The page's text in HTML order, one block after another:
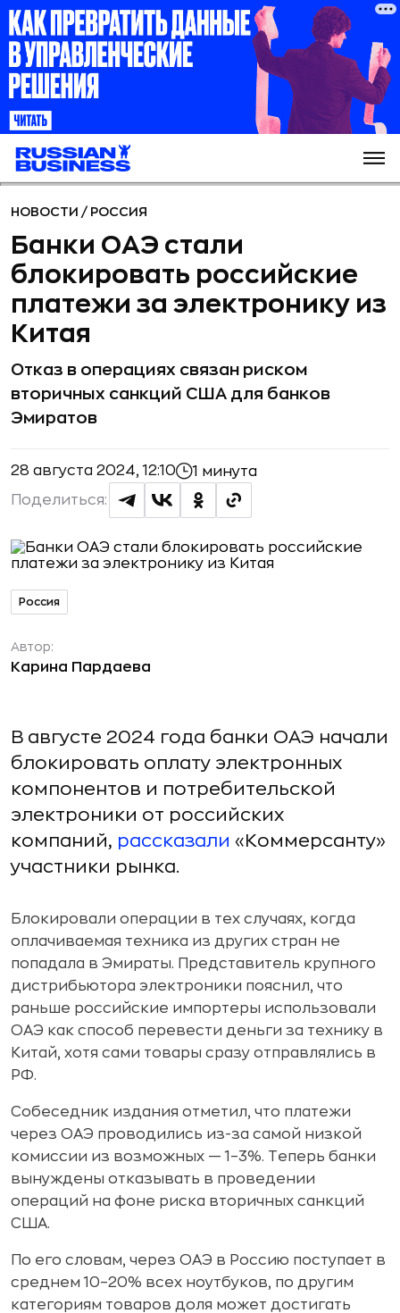
НОВОСТИ / РОССИЯ
Банки ОАЭ стали
блокировать российские
платежи за электронику из
Китая
Отказ в операциях связан риском
вторичных санкций США для банков
Эмиратов
28 августа 2024, 12:10 1 минута
Поделиться:
Россия
Автор:
Карина Пардаева
В августе 2024 года банки ОАЭ начали
блокировать оплату электронных
компонентов и потребительской
электроники от российских
компаний, рассказали «Коммерсанту»
участники рынка.
Блокировали операции в тех случаях, когда
оплачиваемая техника из других стран не
попадала в Эмираты. Представитель крупного
дистрибьютора электроники пояснил, что
раньше российские импортеры использовали
ОАЭ как способ перевести деньги за технику в
Китай, хотя сами товары сразу отправлялись в
РФ.
Собеседник издания отметил, что платежи
через ОАЭ проводились из-за самой низкой
комиссии из возможных — 1–3%. Теперь банки
вынуждены отказывать в проведении
операций на фоне риска вторичных санкций
США.
По его словам, через ОАЭ в Россию поступает в
среднем 10–20% всех ноутбуков, по другим
категориям товаров доля может достигать